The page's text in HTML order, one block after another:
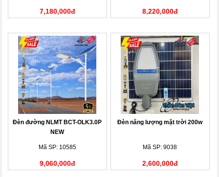
7,180,000đ 8,220,000đ
Đèn đường NLMT BCT-OLK3.0P
NEW
Mã SP: 10585
9,060,000đ
Đèn năng lượng mặt trời 200w
Mã SP: 9038
2,600,000đ